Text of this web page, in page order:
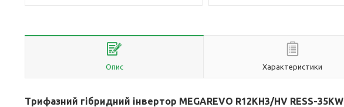
Опис Характеристики
Трифазний гібридний інвертор MEGAREVO R12KH3/HV RESS-35KW